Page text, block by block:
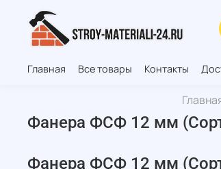
Главная Все товары Контакты
Фанера ФСФ 12 мм
Фанера ФСФ 12 мм